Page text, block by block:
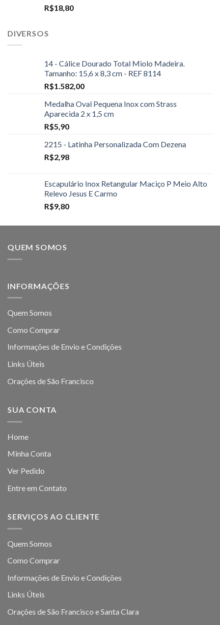
R$18,80
DIVERSOS
14 - Cálice Dourado Total Miolo Madeira.
Tamanho: 15,6 x 8,3 cm - REF 8114
R$1.582,00
Medalha Oval Pequena Inox com Strass
Aparecida 2 x 1,5 cm
R$5,90
2215 - Latinha Personalizada Com Dezena
R$2,98
Escapulário Inox Retangular Maciço P Meio Alto
Relevo Jesus E Carmo
R$9,80
QUEM SOMOS
INFORMAÇÕES
Quem Somos
Como Comprar
Informações de Envio e Condições
Links Úteis
Orações de São Francisco
SUA CONTA
Home
Minha Conta
Ver Pedido
Entre em Contato
SERVIÇOS AO CLIENTE
Quem Somos
Como Comprar
Informações de Envio e Condições
Links Úteis
Orações de São Francisco e Santa Clara